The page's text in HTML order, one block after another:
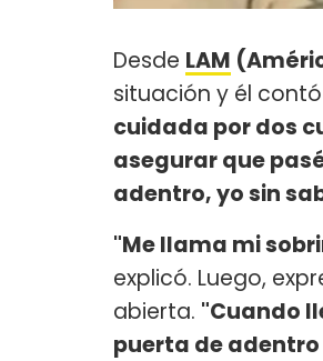
Desde LAM
situación y él
cuidada por dos
asegurar que
adentro, yo sin
"Me llama mi
explicó. Luego,
abierta. "Cuando
puerta de adentro